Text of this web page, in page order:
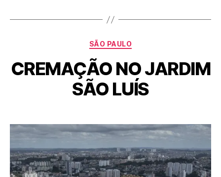
SÃO PAULO
CREMAÇÃO NO JARDIM
SÃO LUÍS